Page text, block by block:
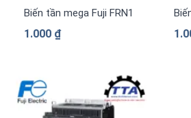
Biến tần mega Fuji FRN1169G2S-4G
1.000 ₫